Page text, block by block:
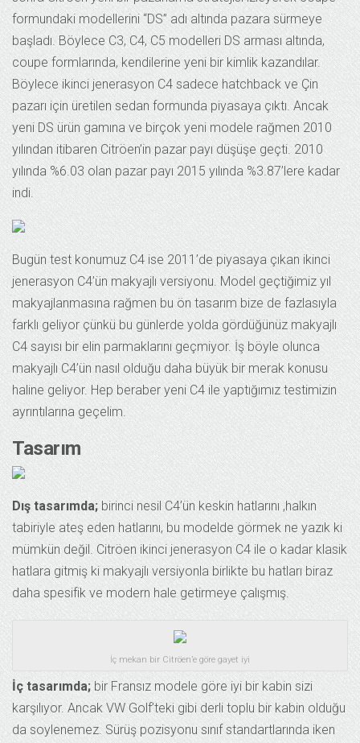
formundaki modellerini “DS” adı altında pazara sürmeye
başladı. Böylece C3, C4, C5 modelleri DS arması altında,
coupe formlarında, kendilerine yeni bir kimlik kazandılar.
Böylece ikinci jenerasyon C4 sadece hatchback ve Çin
pazarı için üretilen sedan formunda piyasaya çıktı. Ancak
yeni DS ürün gamına ve birçok yeni modele rağmen 2010
yılından itibaren Citröen’in pazar payı düşüşe geçti. 2010
yılında %6.03 olan pazar payı 2015 yılında %3.87’lere kadar
indi.
Bugün test konumuz C4 ise 2011’de piyasaya çıkan ikinci
jenerasyon C4’ün makyajlı versiyonu. Model geçtiğimiz yıl
makyajlanmasına rağmen bu ön tasarım bize de fazlasıyla
farklı geliyor çünkü bu günlerde yolda gördüğünüz makyajlı
C4 sayısı bir elin parmaklarını geçmiyor. İş böyle olunca
makyajlı C4’ün nasıl olduğu daha büyük bir merak konusu
haline geliyor. Hep beraber yeni C4 ile yaptığımız testimizin
ayrıntılarına geçelim.
Tasarım
Dış tasarımda; birinci nesil C4’ün keskin hatlarını ,halkın
tabiriyle ateş eden hatlarını, bu modelde görmek ne yazık ki
mümkün değil. Citröen ikinci jenerasyon C4 ile o kadar klasik
hatlara gitmiş ki makyajlı versiyonla birlikte bu hatları biraz
daha spesifik ve modern hale getirmeye çalışmış.
İç mekan bir Citröen’e göre gayet iyi
İç tasarımda; bir Fransız modele göre iyi bir kabin sizi
karşılıyor. Ancak VW Golf’teki gibi derli toplu bir kabin olduğu
da soylenemez. Sürüş pozisyonu sınıf standartlarında iken